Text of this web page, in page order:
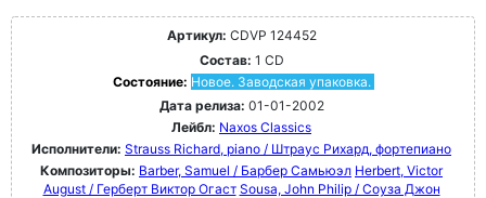
Артикул: CDVP 124452
Состав: 1 CD
Состояние: Новое. Заводская упаковка.
Дата релиза: 01-01-2002
Лейбл: Naxos Classics
Исполнители: Strauss Richard, piano / Штраус Рихард, фортепиано
Композиторы: Barber, Samuel / Барбер Самьюэл Herbert, Victor
August / Герберт Виктор Огаст Sousa, John Philip / Соуза Джон